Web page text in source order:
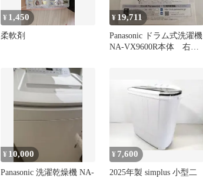
¥ 1,450
柔軟剤
¥ 19,711
Panasonic ドラム式洗濯機
NA-VX9600R本体 右開
¥ 10,000
Panasonic 洗濯乾燥機 NA-
¥ 7,600
2025年製 simplus 小型二